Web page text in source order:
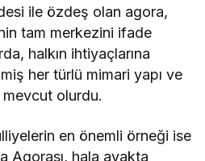
ile özdeş olan agora,
tam merkezini ifade
halkın ihtiyaçlarına
her türlü mimari yapı ve
mevcut olurdu.
en önemli örneği ise
Agorası, hala ayakta